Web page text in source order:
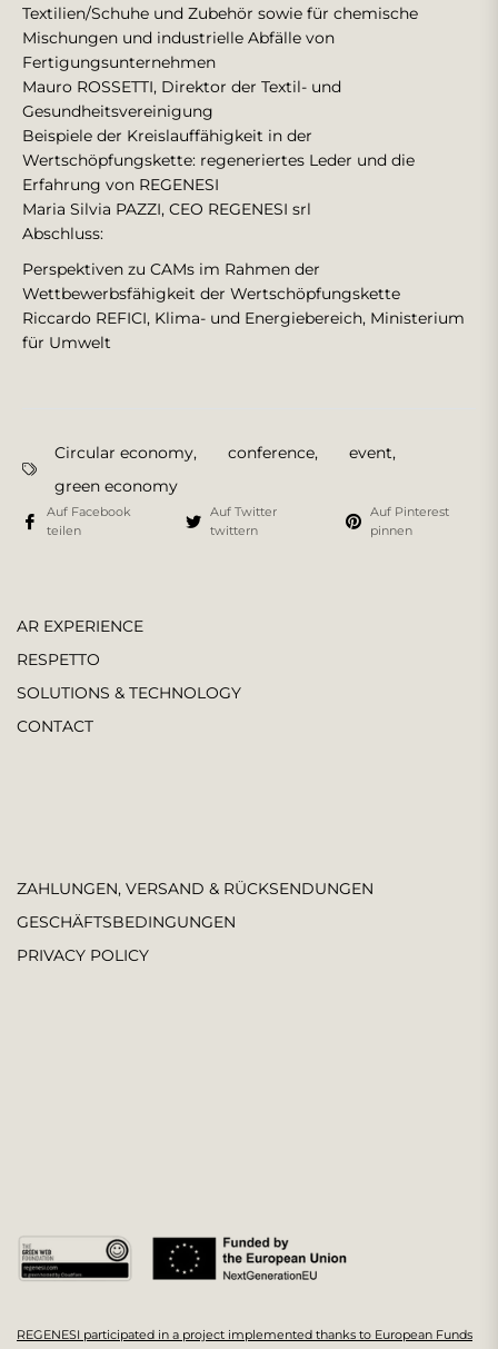
Textilien/Schuhe und Zubehör sowie für chemische
Mischungen und industrielle Abfälle von
Fertigungsunternehmen
Mauro ROSSETTI, Direktor der Textil- und
Gesundheitsvereinigung
Beispiele der Kreislauffähigkeit in der
Wertschöpfungskette: regeneriertes Leder und die
Erfahrung von REGENESI
Maria Silvia PAZZI, CEO REGENESI srl
Abschluss:
Perspektiven zu CAMs im Rahmen der
Wettbewerbsfähigkeit der Wertschöpfungskette
Riccardo REFICI, Klima- und Energiebereich, Ministerium
für Umwelt
Circular economy, conference, event,
green economy
Auf Facebook
teilen
Auf Twitter
twittern
Auf Pinterest
pinnen
AR EXPERIENCE
RESPETTO
SOLUTIONS & TECHNOLOGY
CONTACT
ZAHLUNGEN, VERSAND & RÜCKSENDUNGEN
GESCHÄFTSBEDINGUNGEN
PRIVACY POLICY
REGENESI participated in a project implemented thanks to European Funds